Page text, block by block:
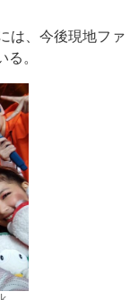
は、今後現地ファ
。